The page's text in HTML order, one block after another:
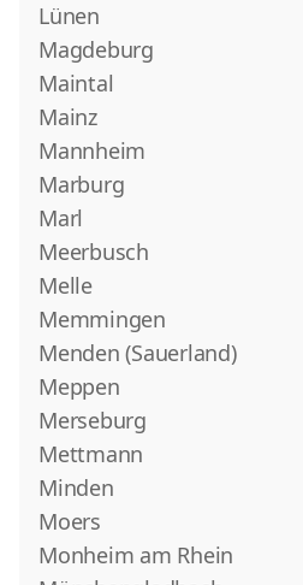
Lünen
Magdeburg
Maintal
Mainz
Mannheim
Marburg
Marl
Meerbusch
Melle
Memmingen
Menden (Sauerland)
Meppen
Merseburg
Mettmann
Minden
Moers
Monheim am Rhein